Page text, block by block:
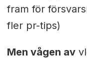
fram för
fler pr-tips)
Men vågen av